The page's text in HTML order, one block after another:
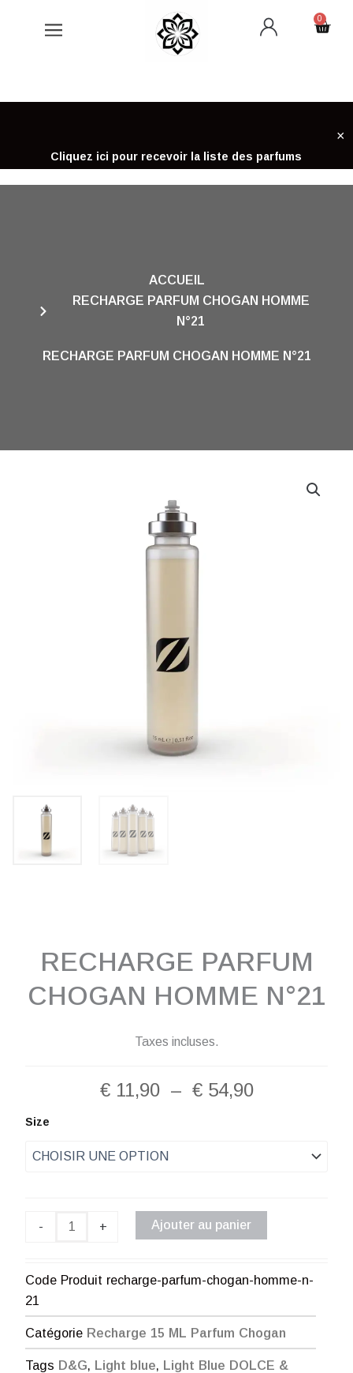
0
Cart
Cliquez ici pour recevoir la liste des parfums
×
ACCUEIL
RECHARGE PARFUM CHOGAN HOMME
N°21
RECHARGE PARFUM CHOGAN HOMME N°21
RECHARGE PARFUM
CHOGAN HOMME N°21
Taxes incluses.
€11,90 – €54,90Plage
à
€ 54,90
Size
-
quantité
Parfum
+ Ajouter au panier
Code Produit recharge-parfum-chogan-homme-n-
21
Catégorie Recharge 15 ML Parfum Chogan
Tags D&G, Light blue, Light Blue DOLCE &